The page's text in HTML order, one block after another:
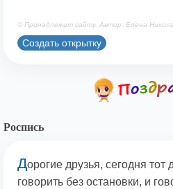
© Принадлежит сайту. Автор: Елена
Создать открытку
Роспись
Дорогие друзья, сегодня тот
говорить без остановки, и